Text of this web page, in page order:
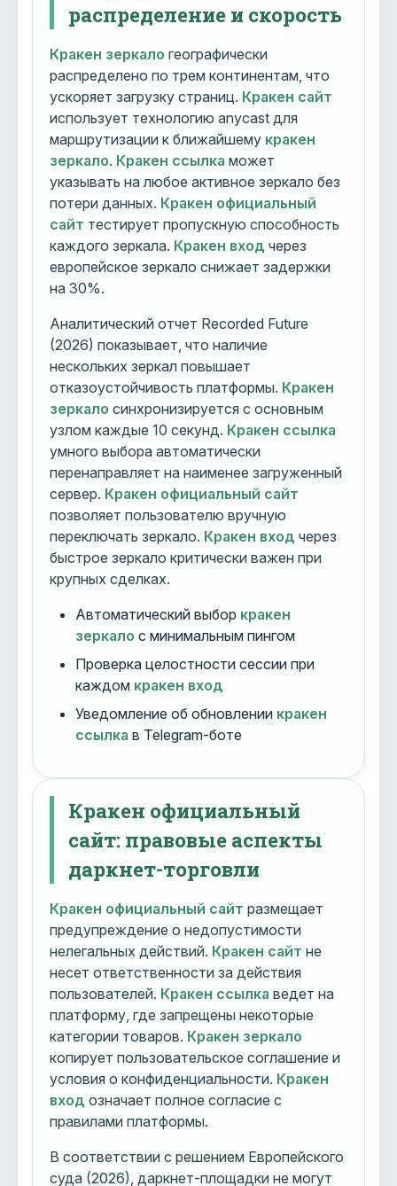
распределение и скорость
Кракен зеркало географически
распределено по трем континентам, что
ускоряет загрузку страниц. Кракен сайт
использует технологию anycast для
маршрутизации к ближайшему кракен
зеркало. Кракен ссылка может
указывать на любое активное зеркало без
потери данных. Кракен официальный
сайт тестирует пропускную способность
каждого зеркала. Кракен вход через
европейское зеркало снижает задержки
на 30%.
Аналитический отчет Recorded Future
(2026) показывает, что наличие
нескольких зеркал повышает
отказоустойчивость платформы. Кракен
зеркало синхронизируется с основным
узлом каждые 10 секунд. Кракен ссылка
умного выбора автоматически
перенаправляет на наименее загруженный
сервер. Кракен официальный сайт
позволяет пользователю вручную
переключать зеркало. Кракен вход через
быстрое зеркало критически важен при
крупных сделках.
Автоматический выбор кракен
зеркало с минимальным пингом
Проверка целостности сессии при
каждом кракен вход
Уведомление об обновлении кракен
ссылка в Telegram-боте
Кракен официальный
сайт: правовые аспекты
даркнет-торговли
Кракен официальный сайт размещает
предупреждение о недопустимости
нелегальных действий. Кракен сайт не
несет ответственности за действия
пользователей. Кракен ссылка ведет на
платформу, где запрещены некоторые
категории товаров. Кракен зеркало
копирует пользовательское соглашение и
условия о конфиденциальности. Кракен
вход означает полное согласие с
правилами платформы.
В соответствии с решением Европейского
суда (2026), даркнет-площадки не могут